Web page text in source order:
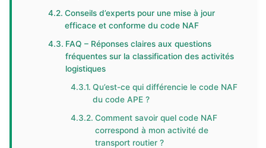
Conseils d’experts pour une mise à jour
efficace et conforme du code NAF
FAQ – Réponses claires aux questions
fréquentes sur la classification des activités
logistiques
Qu’est-ce qui différencie le code NAF
du code APE ?
Comment savoir quel code NAF
correspond à mon activité de
transport routier ?